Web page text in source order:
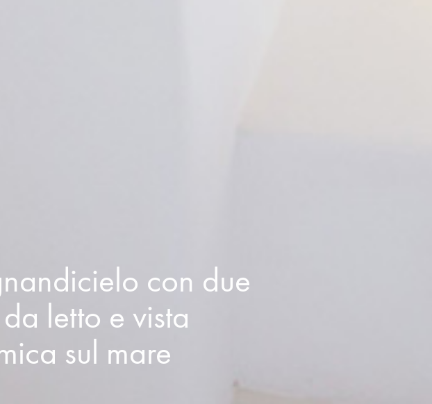
con due
letto e vista
sul mare